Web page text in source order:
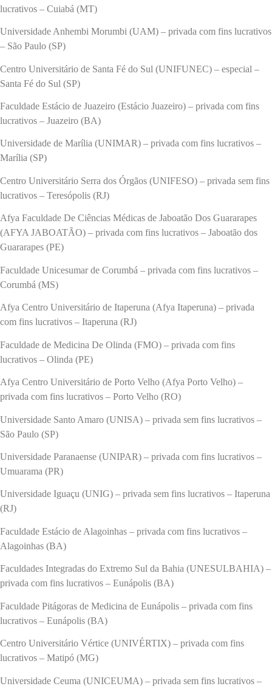
lucrativos – Cuiabá (MT)
Universidade Anhembi Morumbi (UAM) – privada com fins lucrativos
– São Paulo (SP)
Centro Universitário de Santa Fé do Sul (UNIFUNEC) – especial –
Santa Fé do Sul (SP)
Faculdade Estácio de Juazeiro (Estácio Juazeiro) – privada com fins
lucrativos – Juazeiro (BA)
Universidade de Marília (UNIMAR) – privada com fins lucrativos –
Marília (SP)
Centro Universitário Serra dos Órgãos (UNIFESO) – privada sem fins
lucrativos – Teresópolis (RJ)
Afya Faculdade De Ciências Médicas de Jaboatão Dos Guararapes
(AFYA JABOATÃO) – privada com fins lucrativos – Jaboatão dos
Guararapes (PE)
Faculdade Unicesumar de Corumbá – privada com fins lucrativos –
Corumbá (MS)
Afya Centro Universitário de Itaperuna (Afya Itaperuna) – privada
com fins lucrativos – Itaperuna (RJ)
Faculdade de Medicina De Olinda (FMO) – privada com fins
lucrativos – Olinda (PE)
Afya Centro Universitário de Porto Velho (Afya Porto Velho) –
privada com fins lucrativos – Porto Velho (RO)
Universidade Santo Amaro (UNISA) – privada sem fins lucrativos –
São Paulo (SP)
Universidade Paranaense (UNIPAR) – privada com fins lucrativos –
Umuarama (PR)
Universidade Iguaçu (UNIG) – privada sem fins lucrativos – Itaperuna
(RJ)
Faculdade Estácio de Alagoinhas – privada com fins lucrativos –
Alagoinhas (BA)
Faculdades Integradas do Extremo Sul da Bahia (UNESULBAHIA) –
privada com fins lucrativos – Eunápolis (BA)
Faculdade Pitágoras de Medicina de Eunápolis – privada com fins
lucrativos – Eunápolis (BA)
Centro Universitário Vértice (UNIVÉRTIX) – privada com fins
lucrativos – Matipó (MG)
Universidade Ceuma (UNICEUMA) – privada sem fins lucrativos –